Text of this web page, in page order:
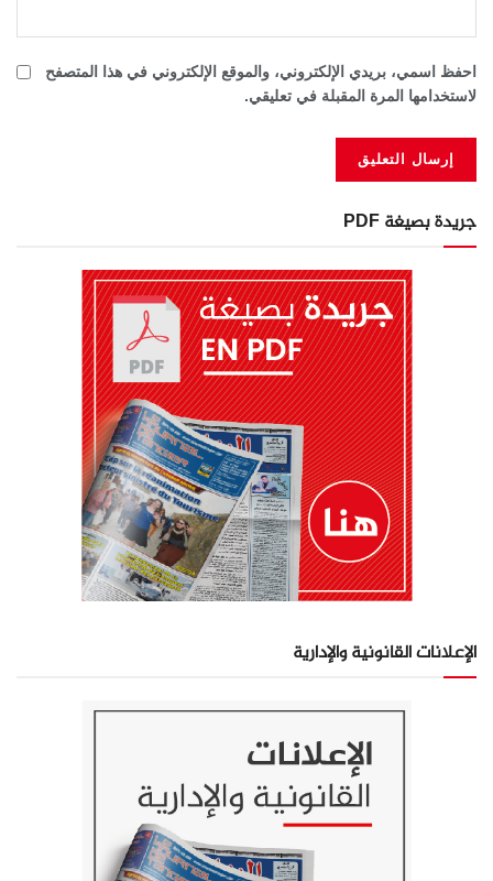
احفظ اسمي، بريدي الإلكتروني، والموقع الإلكتروني في هذا المتصفح
لاستخدامها المرة المقبلة في تعليقي.
جريدة بصيغة PDF
الإعلانات القانونية والإدارية